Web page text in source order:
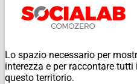
Lo spazio necessario per
interezza e per raccontare
questo territorio.